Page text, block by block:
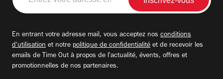
votre
adresse
En entrant votre adresse mail, vous acceptez nos conditions
d'utilisation et notre politique de confidentialité et de recevoir les
emails de Time Out à propos de l'actualité, évents, offres et
promotionnelles de nos partenaires.